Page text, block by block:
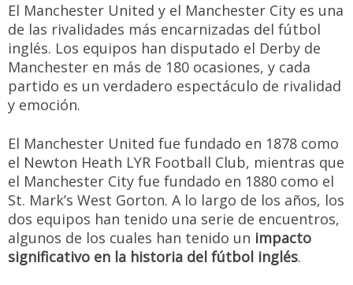
El Manchester United y el Manchester City es una
de las rivalidades más encarnizadas del fútbol
inglés. Los equipos han disputado el Derby de
Manchester en más de 180 ocasiones, y cada
partido es un verdadero espectáculo de rivalidad
y emoción.
El Manchester United fue fundado en 1878 como
el Newton Heath LYR Football Club, mientras que
el Manchester City fue fundado en 1880 como el
St. Mark’s West Gorton. A lo largo de los años, los
dos equipos han tenido una serie de encuentros,
algunos de los cuales han tenido un impacto
significativo en la historia del fútbol inglés.